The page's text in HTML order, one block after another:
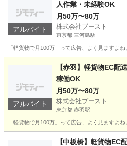
アルバイト
人作業・未経験OK
月50万〜80万
株式会社ブースト
東京都 三河島駅
「軽貨物で月100万」って広告、よく見ますよ
三河島駅 ドライバー
アルバイト
【赤羽】軽貨物EC配
稼働OK
月50万〜80万
株式会社ブースト
東京都 赤羽駅
「軽貨物で月100万」って広告、よく見ますよ
赤羽駅 ドライバー
【中板橋】軽貨物EC